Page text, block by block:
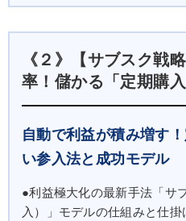
《２》【サブスク戦
率！儲かる「定期購入
自動で利益が積み増す
い参入法と成功モデル
●利益極大化の最新手法「サ
入）」モデルの仕組みと仕掛